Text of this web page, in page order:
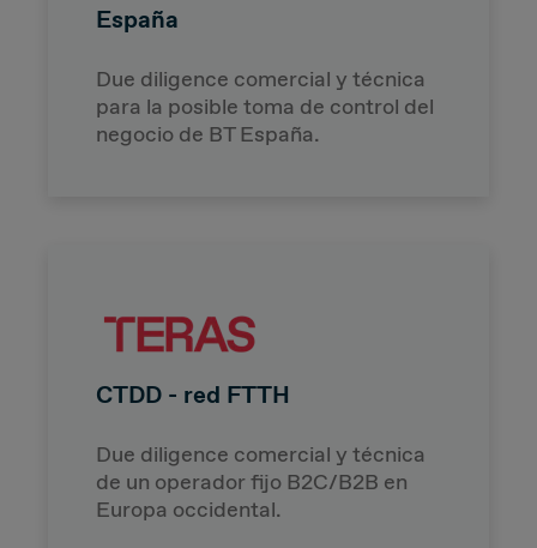
España
Due diligence comercial y técnica
para la posible toma de control del
negocio de BT España.
CTDD - red FTTH
Due diligence comercial y técnica
de un operador fijo B2C/B2B en
Europa occidental.